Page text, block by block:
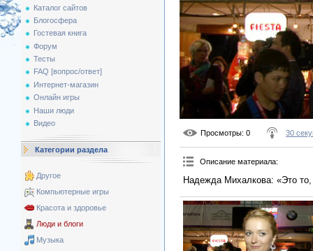
Каталог сайтов
Блогосфера
Гостевая книга
Форум
Тесты
FAQ [вопрос/ответ]
Интернет-магазин
Онлайн игры
Наши люди
Видео
Категории раздела
Другое
Компьютерные игры
Красота и здоровье
Люди и блоги
Музыка
Просмотры: 0 30
Описание материала:
Надежда Михалкова: «Это то,